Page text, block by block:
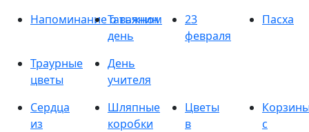
Напоминание о важном
Татьянин
день
23
февраля
Пасха
Траурные
цветы
День
учителя
Сердца
из
Шляпные
коробки
Цветы
в
с